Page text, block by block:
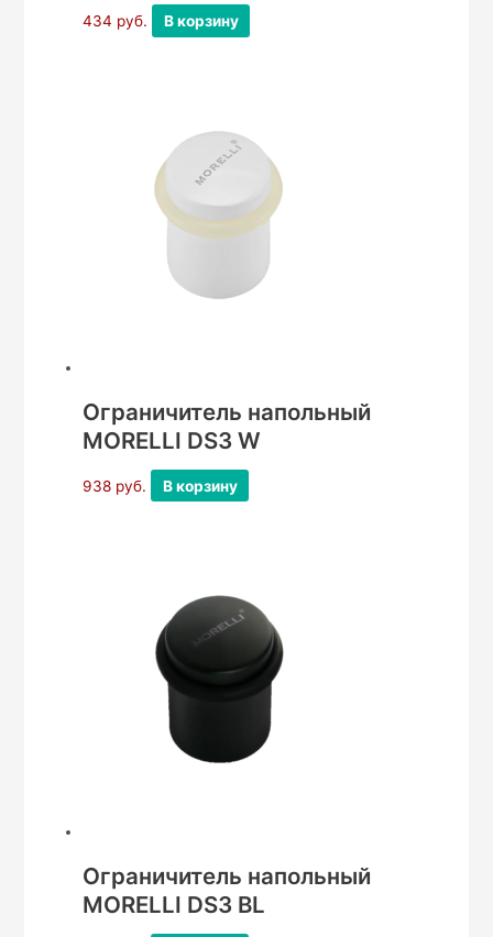
434 руб. В корзину
Ограничитель напольный
MORELLI DS3 W
938 руб. В корзину
Ограничитель напольный
MORELLI DS3 BL